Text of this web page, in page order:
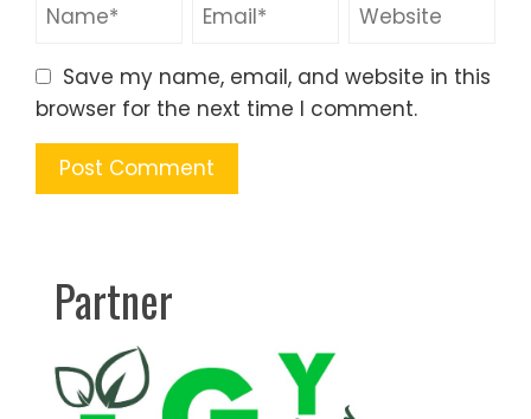
Save my name, email, and website in this
browser for the next time I comment.
Partner